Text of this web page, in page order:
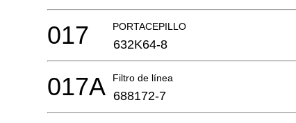
PORTACEPILLO
017 632K64-8
Filtro de línea
017A 688172-7